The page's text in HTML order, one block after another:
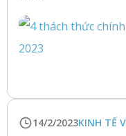
14/2/2023KINH TẾ